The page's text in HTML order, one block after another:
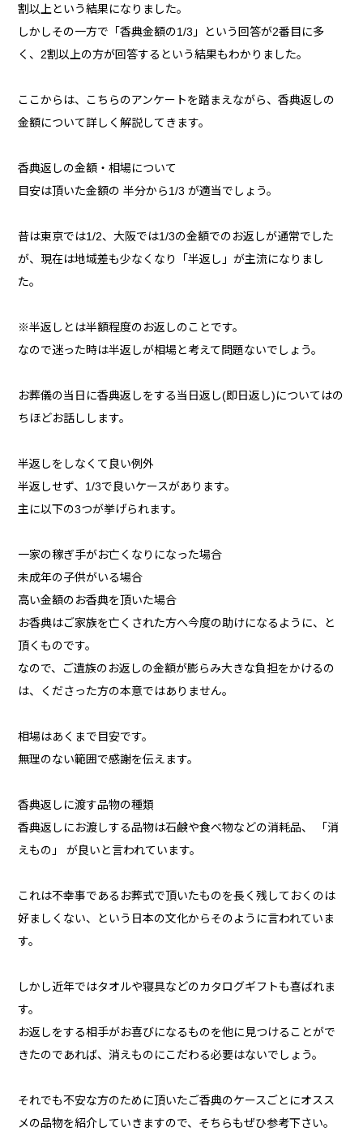
割以上という結果になりました。
しかしその一方で「香典金額の1/3」という回答が2番目に多
く、2割以上の方が回答するという結果もわかりました。
ここからは、こちらのアンケートを踏まえながら、香典返しの
金額について詳しく解説してきます。
香典返しの金額・相場について
目安は頂いた金額の 半分から1/3 が適当でしょう。
昔は東京では1/2、大阪では1/3の金額でのお返しが通常でした
が、現在は地域差も少なくなり「半返し」が主流になりまし
た。
※半返しとは半額程度のお返しのことです。
なので迷った時は半返しが相場と考えて問題ないでしょう。
お葬儀の当日に香典返しをする当日返し(即日返し)についてはの
ちほどお話しします。
半返しをしなくて良い例外
半返しせず、1/3で良いケースがあります。
主に以下の3つが挙げられます。
一家の稼ぎ手がお亡くなりになった場合
未成年の子供がいる場合
高い金額のお香典を頂いた場合
お香典はご家族を亡くされた方へ今度の助けになるように、と
頂くものです。
なので、ご遺族のお返しの金額が膨らみ大きな負担をかけるの
は、くださった方の本意ではありません。
相場はあくまで目安です。
無理のない範囲で感謝を伝えます。
香典返しに渡す品物の種類
香典返しにお渡しする品物は石鹸や食べ物などの消耗品、 「消
えもの」 が良いと言われています。
これは不幸事であるお葬式で頂いたものを長く残しておくのは
好ましくない、という日本の文化からそのように言われていま
す。
しかし近年ではタオルや寝具などのカタログギフトも喜ばれま
す。
お返しをする相手がお喜びになるものを他に見つけることがで
きたのであれば、消えものにこだわる必要はないでしょう。
それでも不安な方のために頂いたご香典のケースごとにオスス
メの品物を紹介していきますので、そちらもぜひ参考下さい。